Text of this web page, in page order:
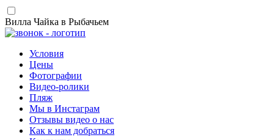
Вилла Чайка в Рыбачьем
Условия
Цены
Фотографии
Видео-ролики
Пляж
Мы в Инстаграм
Отзывы видео о нас
Как к нам добраться